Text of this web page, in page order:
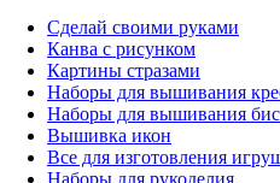
Сделай своими руками
Канва с рисунком
Картины стразами
Наборы для вышивания
Наборы для вышивания
Вышивка икон
Все для изготовления
Наборы для рукоделия